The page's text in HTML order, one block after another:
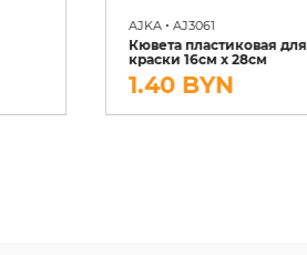
AJKA• AJ3061
Кювета пластиковая для
краски 16см х 28см
1.40 BYN